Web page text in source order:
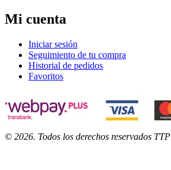
Mi cuenta
Iniciar sesión
Seguimiento de tu compra
Historial de pedidos
Favoritos
© 2026. Todos los derechos reservados TTP